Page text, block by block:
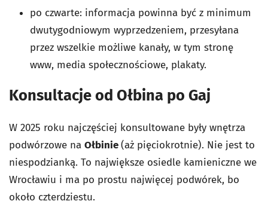
po czwarte: informacja powinna być z minimum
dwutygodniowym wyprzedzeniem, przesyłana
przez wszelkie możliwe kanały, w tym stronę
www, media społecznościowe, plakaty.
Konsultacje od Ołbina po Gaj
W 2025 roku najczęściej konsultowane były wnętrza
podwórzowe na Ołbinie(aż pięciokrotnie). Nie jest to
niespodzianką. To największe osiedle kamieniczne we
Wrocławiu i ma po prostu najwięcej podwórek, bo
około czterdziestu.